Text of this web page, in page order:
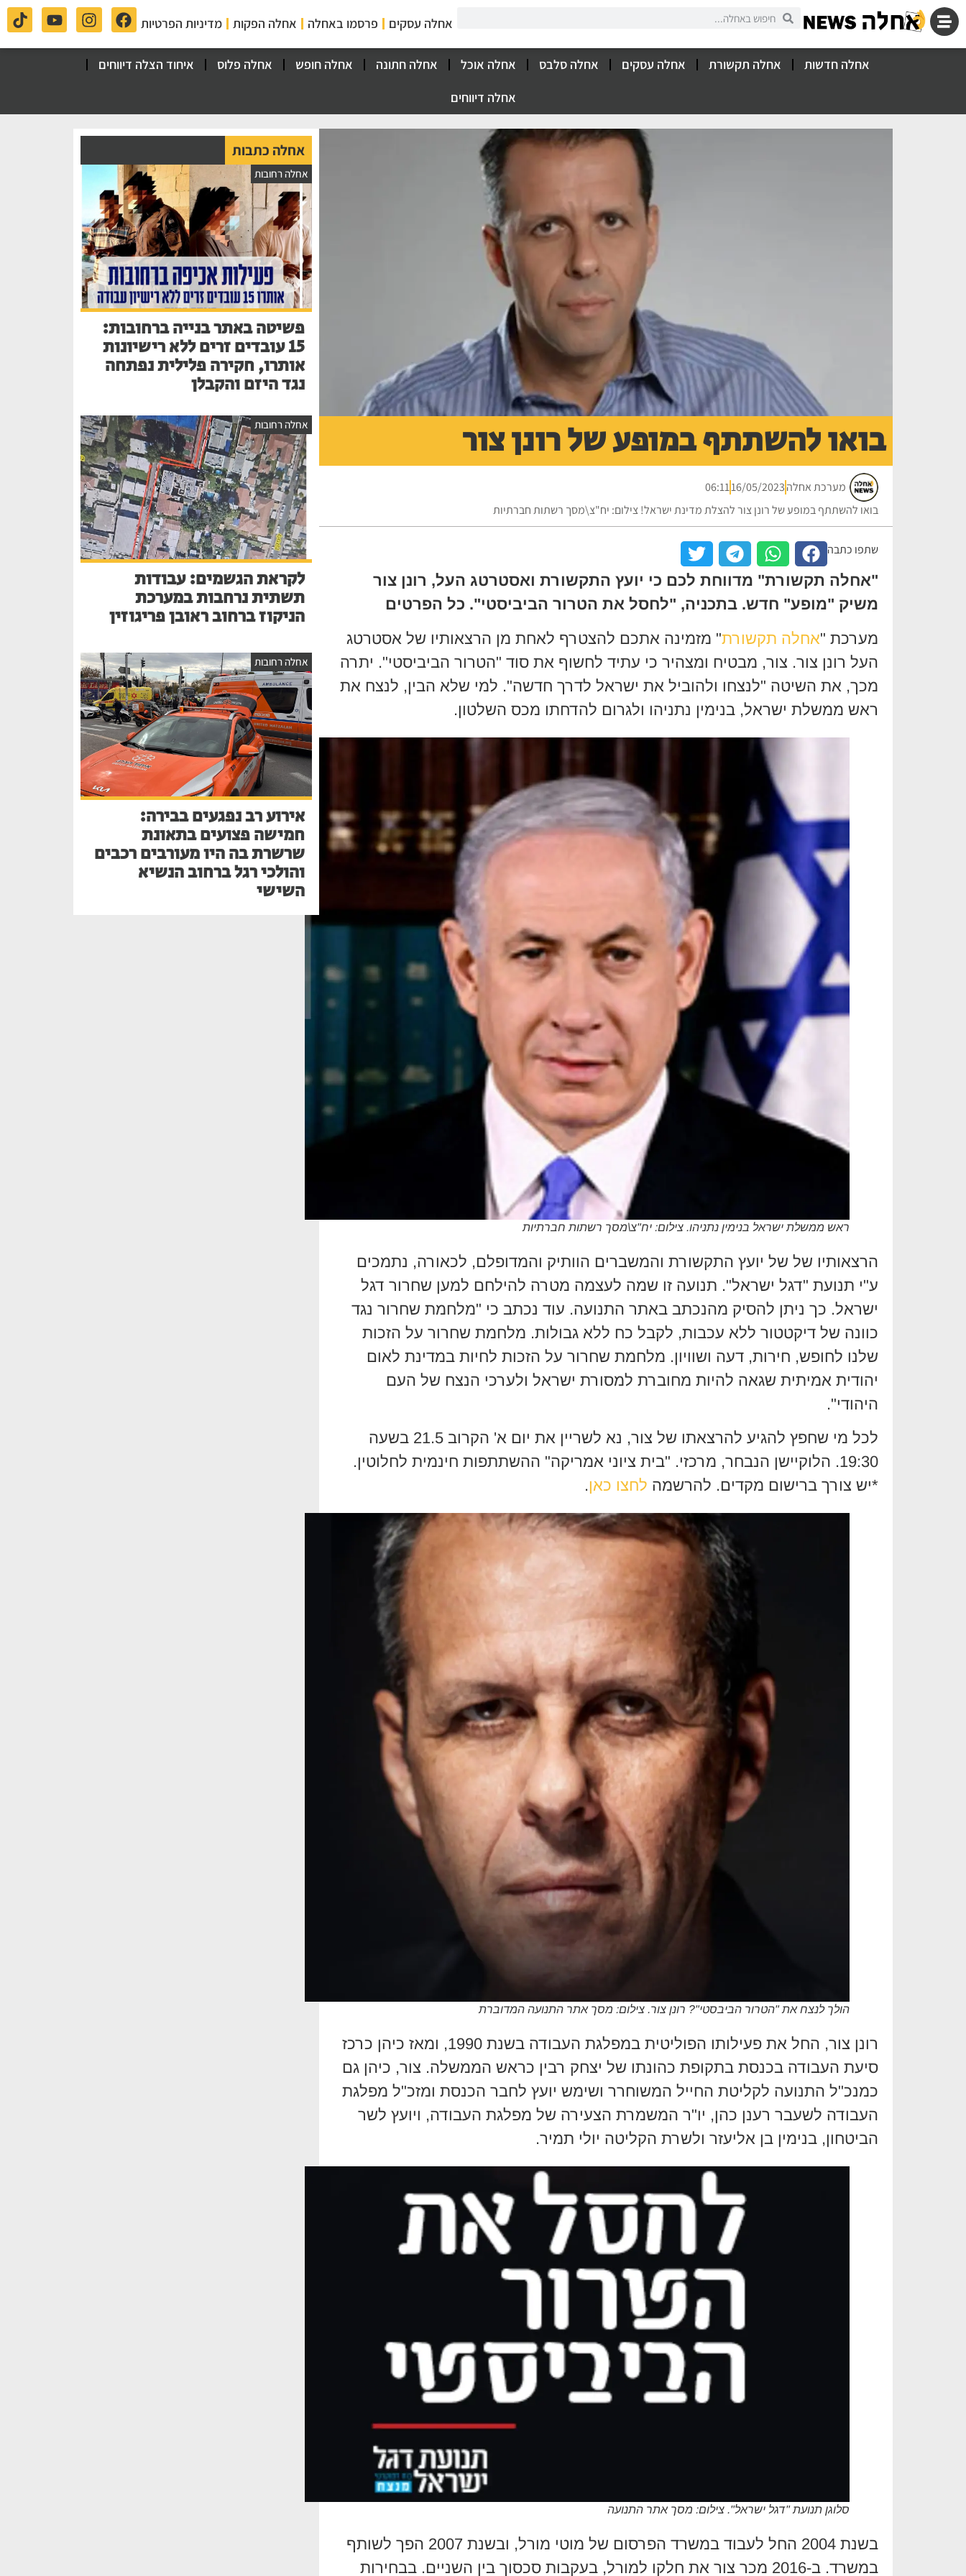
אחלה עסקים פרסמו באחלה אחלה הפקות מדיניות הפרטיות
אחלה חדשות אחלה תקשורת אחלה עסקים אחלה סלבס אחלה אוכל אחלה חתונה אחלה חופש אחלה פלוס
איחוד הצלה דיווחים
אחלה דיווחים
בואו להשתתף במופע של רונן צור
מערכת אחלה16/05/2023
06:11
בואו להשתתף במופע של רונן צור להצלת מדינת ישראל! צילום: יח"צ\מסך רשתות חברתיות
שתפו כתבה
"אחלה תקשורת" מדווחת לכם כי יועץ התקשורת ואסטרטג העל, רונן צור
משיק "מופע" חדש. בתכניה, "לחסל את הטרור הביביסטי". כל הפרטים
מערכת "אחלה תקשורת" מזמינה אתכם להצטרף לאחת מן הרצאותיו של אסטרטג
העל רונן צור. צור, מבטיח ומצהיר כי עתיד לחשוף את סוד "הטרור הביביסטי". יתרה
מכך, את השיטה "לנצחו ולהוביל את ישראל לדרך חדשה". למי שלא הבין, לנצח את
ראש ממשלת ישראל, בנימין נתניהו ולגרום להדחתו מכס השלטון.
ראש ממשלת ישראל בנימין נתניהו. צילום: יח"צ\מסך רשתות חברתיות
הרצאותיו של של יועץ התקשורת והמשברים הוותיק והמדופלם, לכאורה, נתמכים
ע"י תנועת "דגל ישראל". תנועה זו שמה לעצמה מטרה להילחם למען שחרור דגל
ישראל. כך ניתן להסיק מהנכתב באתר התנועה. עוד נכתב כי "מלחמת שחרור נגד
כוונה של דיקטטור ללא עכבות, לקבל כח ללא גבולות. מלחמת שחרור על הזכות
שלנו לחופש, חירות, דעה ושוויון. מלחמת שחרור על הזכות לחיות במדינת לאום
יהודית אמיתית שגאה להיות מחוברת למסורת ישראל ולערכי הנצח של העם
היהודי".
לכל מי שחפץ להגיע להרצאתו של צור, נא לשריין את יום א' הקרוב 21.5 בשעה
19:30. הלוקיישן הנבחר, מרכזי. "בית ציוני אמריקה" ההשתתפות חינמית לחלוטין.
*יש צורך ברישום מקדים. להרשמה לחצו כאן.
הולך לנצח את "הטרור הביבסטי"? רונן צור. צילום: מסך אתר התנועה המדוברת
רונן צור, החל את פעילותו הפוליטית במפלגת העבודה בשנת 1990, ומאז כיהן כרכז
סיעת העבודה בכנסת בתקופת כהונתו של יצחק רבין כראש הממשלה. צור, כיהן גם
כמנכ"ל התנועה לקליטת החייל המשוחרר ושימש יועץ לחבר הכנסת ומזכ"ל מפלגת
העבודה לשעבר רענן כהן, יו"ר המשמרת הצעירה של מפלגת העבודה, ויועץ לשר
הביטחון, בנימין בן אליעזר ולשרת הקליטה יולי תמיר.
סלוגן תנועת "דגל ישראל". צילום: מסך אתר התנועה
בשנת 2004 החל לעבוד במשרד הפרסום של מוטי מורל, ובשנת 2007 הפך לשותף
במשרד. ב-2016 מכר צור את חלקו למורל, בעקבות סכסוך בין השניים. בבחירות
אחלה כתבות
אחלה רחובות
פשיטה באתר בנייה ברחובות:
15 עובדים זרים ללא רישיונות
אותרו, חקירה פלילית נפתחה
נגד היזם והקבלן
אחלה רחובות
לקראת הגשמים: עבודות
תשתית נרחבות במערכת
הניקוז ברחוב ראובן פריגוזין
אחלה רחובות
אירוע רב נפגעים בבירה:
חמישה פצועים בתאונת
שרשרת בה היו מעורבים רכבים
והולכי רגל ברחוב הנשיא
השישי